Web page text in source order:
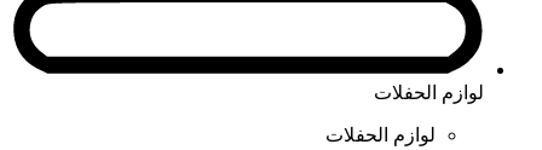
لوازم الحفلات
لوازم الحفلات